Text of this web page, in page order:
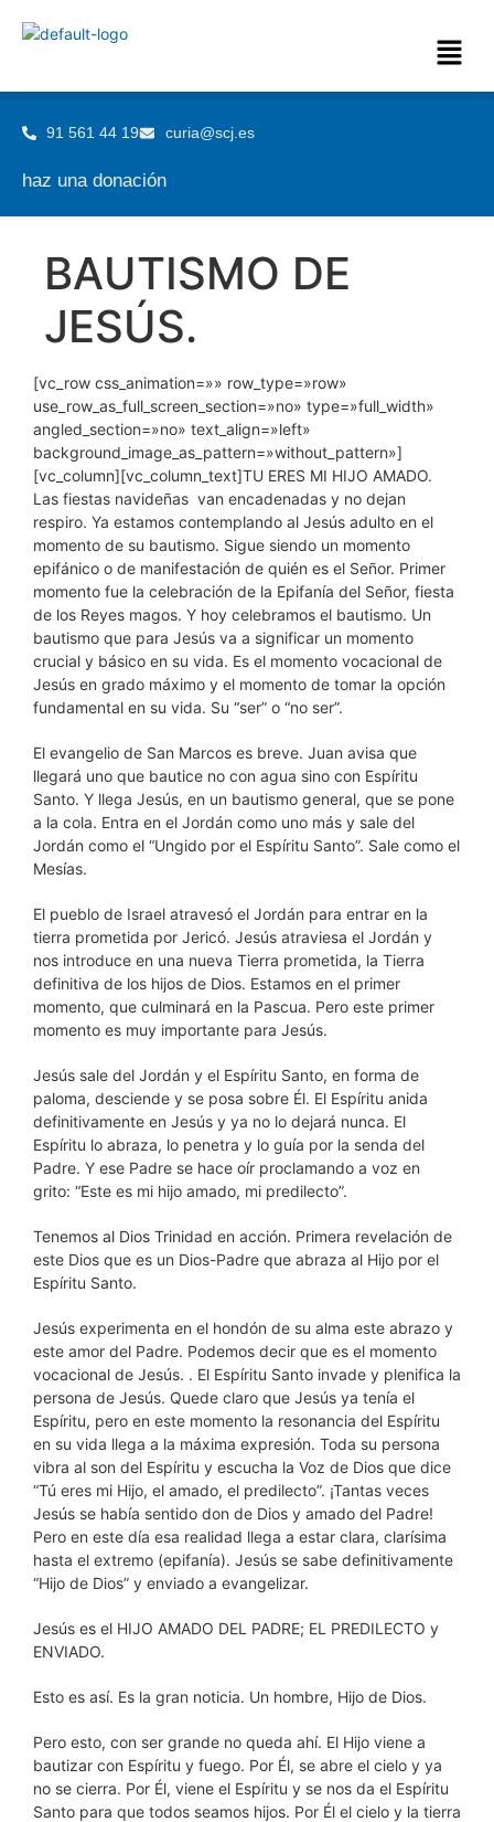
91 561 44 19 curia@scj.es
haz una donación
BAUTISMO DE
JESÚS.
[vc_row css_animation=»» row_type=»row»
use_row_as_full_screen_section=»no» type=»full_width»
angled_section=»no» text_align=»left»
background_image_as_pattern=»without_pattern»]
[vc_column][vc_column_text]TU ERES MI HIJO AMADO.
Las fiestas navideñas van encadenadas y no dejan
respiro. Ya estamos contemplando al Jesús adulto en el
momento de su bautismo. Sigue siendo un momento
epifánico o de manifestación de quién es el Señor. Primer
momento fue la celebración de la Epifanía del Señor, fiesta
de los Reyes magos. Y hoy celebramos el bautismo. Un
bautismo que para Jesús va a significar un momento
crucial y básico en su vida. Es el momento vocacional de
Jesús en grado máximo y el momento de tomar la opción
fundamental en su vida. Su “ser” o “no ser”.
El evangelio de San Marcos es breve. Juan avisa que
llegará uno que bautice no con agua sino con Espíritu
Santo. Y llega Jesús, en un bautismo general, que se pone
a la cola. Entra en el Jordán como uno más y sale del
Jordán como el “Ungido por el Espíritu Santo”. Sale como el
Mesías.
El pueblo de Israel atravesó el Jordán para entrar en la
tierra prometida por Jericó. Jesús atraviesa el Jordán y
nos introduce en una nueva Tierra prometida, la Tierra
definitiva de los hijos de Dios. Estamos en el primer
momento, que culminará en la Pascua. Pero este primer
momento es muy importante para Jesús.
Jesús sale del Jordán y el Espíritu Santo, en forma de
paloma, desciende y se posa sobre Él. El Espíritu anida
definitivamente en Jesús y ya no lo dejará nunca. El
Espíritu lo abraza, lo penetra y lo guía por la senda del
Padre. Y ese Padre se hace oír proclamando a voz en
grito: “Este es mi hijo amado, mi predilecto”.
Tenemos al Dios Trinidad en acción. Primera revelación de
este Dios que es un Dios-Padre que abraza al Hijo por el
Espíritu Santo.
Jesús experimenta en el hondón de su alma este abrazo y
este amor del Padre. Podemos decir que es el momento
vocacional de Jesús. . El Espíritu Santo invade y plenifica la
persona de Jesús. Quede claro que Jesús ya tenía el
Espíritu, pero en este momento la resonancia del Espíritu
en su vida llega a la máxima expresión. Toda su persona
vibra al son del Espíritu y escucha la Voz de Dios que dice
“Tú eres mi Hijo, el amado, el predilecto”. ¡Tantas veces
Jesús se había sentido don de Dios y amado del Padre!
Pero en este día esa realidad llega a estar clara, clarísima
hasta el extremo (epifanía). Jesús se sabe definitivamente
“Hijo de Dios” y enviado a evangelizar.
Jesús es el HIJO AMADO DEL PADRE; EL PREDILECTO y
ENVIADO.
Esto es así. Es la gran noticia. Un hombre, Hijo de Dios.
Pero esto, con ser grande no queda ahí. El Hijo viene a
bautizar con Espíritu y fuego. Por Él, se abre el cielo y ya
no se cierra. Por Él, viene el Espíritu y se nos da el Espíritu
Santo para que todos seamos hijos. Por Él el cielo y la tierra